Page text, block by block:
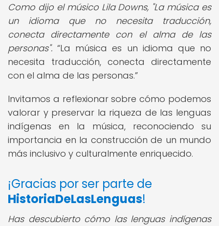
Como dijo el músico Lila Downs, "La música es
un idioma que no necesita traducción,
conecta directamente con el alma de las
personas".
La música es un idioma que no
necesita traducción, conecta directamente
con el alma de las personas.
Invitamos a reflexionar sobre cómo podemos
valorar y preservar la riqueza de las lenguas
indígenas en la música, reconociendo su
importancia en la construcción de un mundo
más inclusivo y culturalmente enriquecido.
¡Gracias por ser parte de
HistoriaDeLasLenguas!
Has descubierto cómo las lenguas indígenas